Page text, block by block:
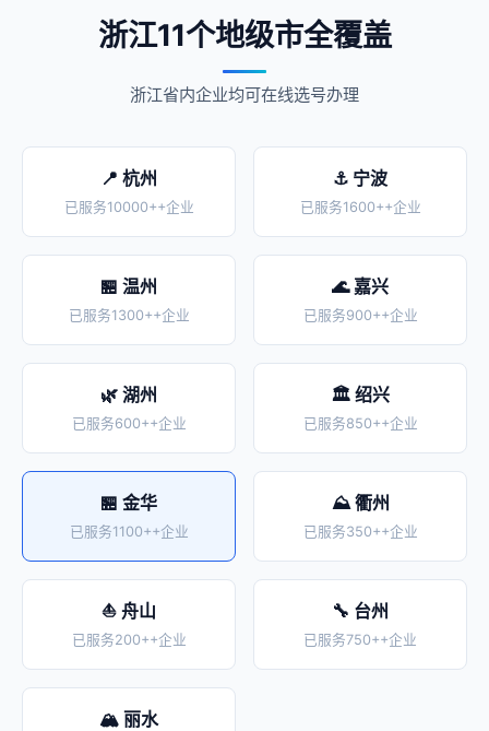
浙江11个地级市全覆盖
浙江省内企业均可在线选号办理
📍 杭州
已服务10000++企业
⚓ 宁波
已服务1600++企业
🏪 温州
已服务1300++企业
🌊 嘉兴
已服务900++企业
🌿 湖州
已服务600++企业
🏛️ 绍兴
已服务850++企业
🏪 金华
已服务1100++企业
⛰️ 衢州
已服务350++企业
⛵ 舟山
已服务200++企业
🔧 台州
已服务750++企业
🏔️ 丽水